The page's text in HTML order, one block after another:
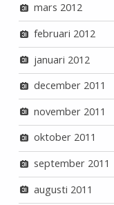
mars 2012
februari 2012
januari 2012
december 2011
november 2011
oktober 2011
september 2011
augusti 2011